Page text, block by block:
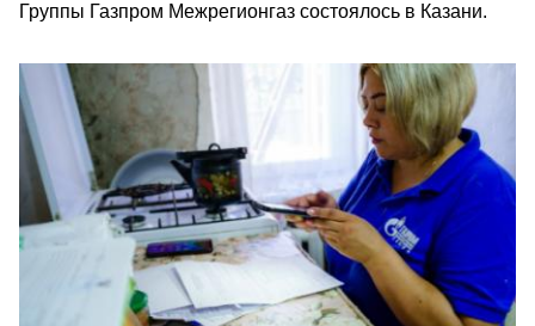
Группы Газпром Межрегионгаз состоялось в Казани.